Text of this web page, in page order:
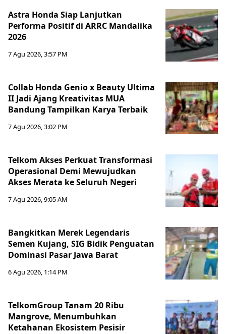
Astra Honda Siap Lanjutkan
Performa Positif di ARRC Mandalika
2026
7 Agu 2026, 3:57 PM
Collab Honda Genio x Beauty Ultima
II Jadi Ajang Kreativitas MUA
Bandung Tampilkan Karya Terbaik
7 Agu 2026, 3:02 PM
Telkom Akses Perkuat Transformasi
Operasional Demi Mewujudkan
Akses Merata ke Seluruh Negeri
7 Agu 2026, 9:05 AM
Bangkitkan Merek Legendaris
Semen Kujang, SIG Bidik Penguatan
Dominasi Pasar Jawa Barat
6 Agu 2026, 1:14 PM
TelkomGroup Tanam 20 Ribu
Mangrove, Menumbuhkan
Ketahanan Ekosistem Pesisir